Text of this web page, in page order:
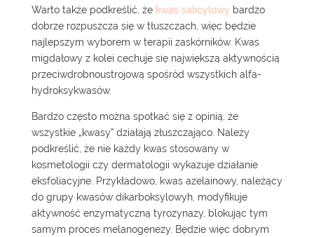
Warto także podkreślić, że kwas salicylowy bardzo
dobrze rozpuszcza się w tłuszczach, więc będzie
najlepszym wyborem w terapii zaskórników. Kwas
migdałowy z kolei cechuje się największą aktywnością
przeciwdrobnoustrojową spośród wszystkich alfa-
hydroksykwasów.
Bardzo często można spotkać się z opinią, że
wszystkie „kwasy” działają złuszczająco. Należy
podkreślić, że nie każdy kwas stosowany w
kosmetologii czy dermatologii wykazuje działanie
eksfoliacyjne. Przykładowo, kwas azelainowy, należący
do grupy kwasów dikarboksylowyh, modyfikuje
aktywność enzymatyczną tyrozynazy, blokując tym
samym proces melanogenezy. Będzie więc dobrym